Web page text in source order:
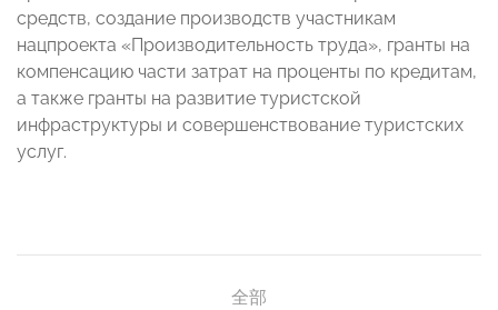
средств, создание производств участникам
нацпроекта «Производительность труда», гранты на
компенсацию части затрат на проценты по кредитам,
а также гранты на развитие туристской
инфраструктуры и совершенствование туристских
услуг.
全部